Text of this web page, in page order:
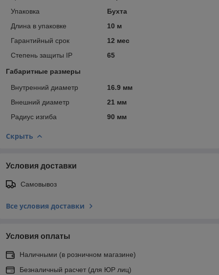
Упаковка
Бухта
Длина в упаковке
10 м
Гарантийный срок
12 мес
Степень защиты IP
65
Габаритные размеры
Внутренний диаметр
16.9 мм
Внешний диаметр
21 мм
Радиус изгиба
90 мм
Скрыть
Условия доставки
Самовывоз
Все условия доставки
Условия оплаты
Наличными (в розничном магазине)
Безналичный расчет (для ЮР лиц)